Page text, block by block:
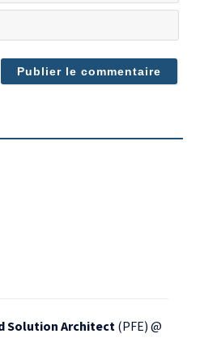
Solution Architect (PFE) @